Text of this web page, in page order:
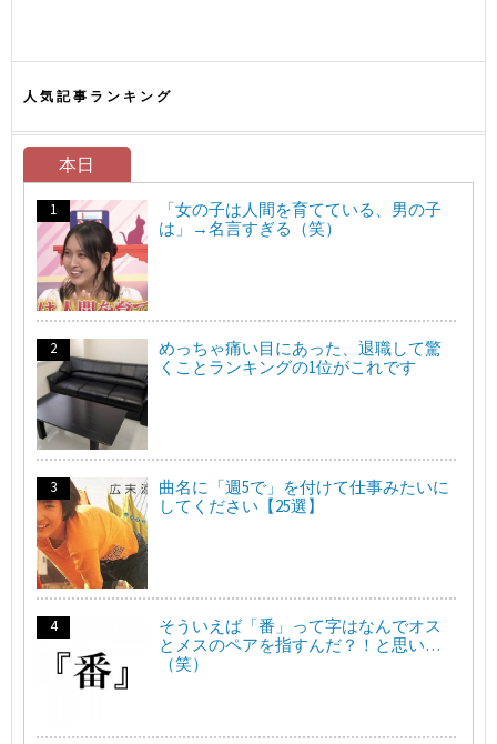
人気記事ランキング
本日
「女の子は人間を育てている、男の子
は」→名言すぎる（笑）
めっちゃ痛い目にあった、退職して驚
くことランキングの1位がこれです
曲名に「週5で」を付けて仕事みたいに
してください【25選】
そういえば「番」って字はなんでオス
とメスのペアを指すんだ？！と思い…
（笑）